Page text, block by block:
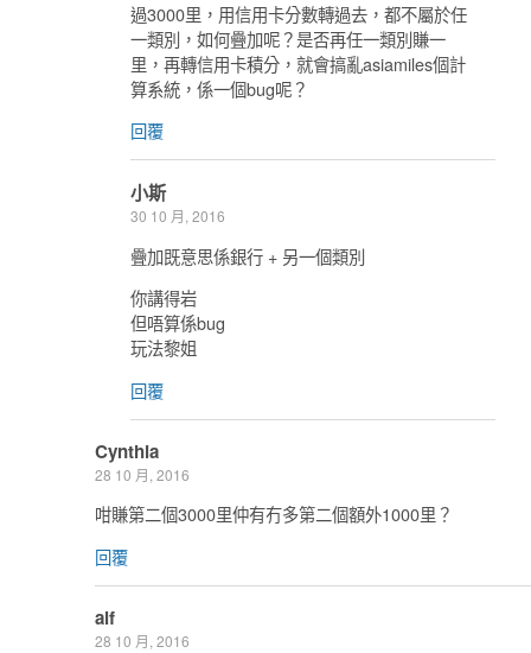
過3000里，用信用卡分數轉過去，都不屬於任
一類別，如何疊加呢？是否再任一類別賺一
里，再轉信用卡積分，就會搞亂asiamiles個計
算系統，係一個bug呢？
回覆
小斯
30 10 月, 2016
疊加既意思係銀行 + 另一個類別
你講得岩
但唔算係bug
玩法黎姐
回覆
Cynthia
28 10 月, 2016
咁賺第二個3000里仲有冇多第二個額外1000里？
回覆
alf
28 10 月, 2016